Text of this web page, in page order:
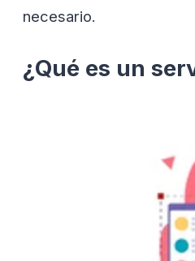
necesario.
¿Qué es un